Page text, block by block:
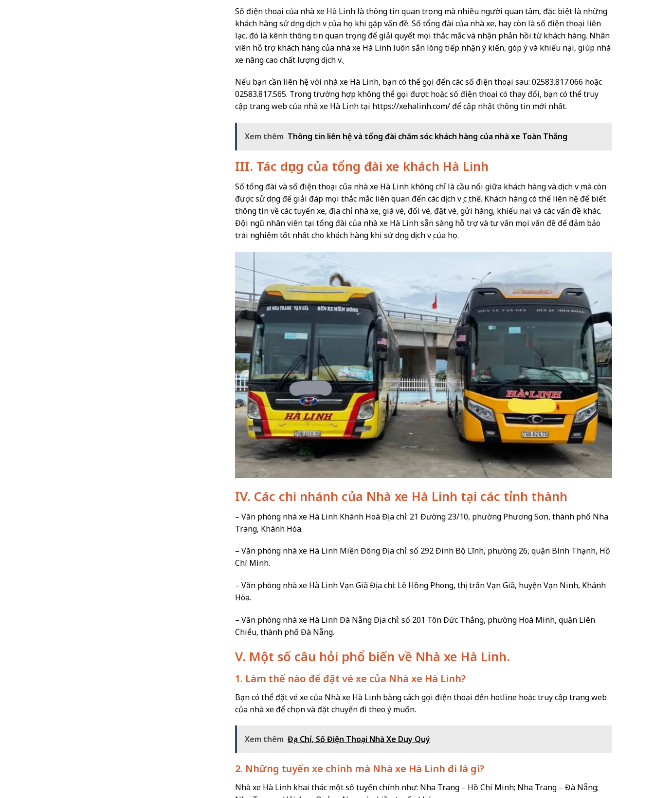
Số điện thoại của nhà xe Hà Linh là thông tin quan trọng mà nhiều người quan tâm, đặc biệt là những
khách hàng sử dụng dịch vụ của họ khi gặp vấn đề. Số tổng đài của nhà xe, hay còn là số điện thoại liên
lạc, đó là kênh thông tin quan trọng để giải quyết mọi thắc mắc và nhận phản hồi từ khách hàng. Nhân
viên hỗ trợ khách hàng của nhà xe Hà Linh luôn sẵn lòng tiếp nhận ý kiến, góp ý và khiếu nại, giúp nhà
xe nâng cao chất lượng dịch vụ.
Nếu bạn cần liên hệ với nhà xe Hà Linh, bạn có thể gọi đến các số điện thoại sau: 02583.817.066 hoặc
02583.817.565. Trong trường hợp không thể gọi được hoặc số điện thoại có thay đổi, bạn có thể truy
cập trang web của nhà xe Hà Linh tại https://xehalinh.com/ để cập nhật thông tin mới nhất.
Xem thêm Thông tin liên hệ và tổng đài chăm sóc khách hàng của nhà xe Toàn Thắng
III. Tác dụng của tổng đài xe khách Hà Linh
Số tổng đài và số điện thoại của nhà xe Hà Linh không chỉ là cầu nối giữa khách hàng và dịch vụ mà còn
được sử dụng để giải đáp mọi thắc mắc liên quan đến các dịch vụ cụ thể. Khách hàng có thể liên hệ để biết
thông tin về các tuyến xe, địa chỉ nhà xe, giá vé, đổi vé, đặt vé, gửi hàng, khiếu nại và các vấn đề khác.
Đội ngũ nhân viên tại tổng đài của nhà xe Hà Linh sẵn sàng hỗ trợ và tư vấn mọi vấn đề để đảm bảo
trải nghiệm tốt nhất cho khách hàng khi sử dụng dịch vụ của họ.
IV. Các chi nhánh của Nhà xe Hà Linh tại các tỉnh thành
– Văn phòng nhà xe Hà Linh Khánh Hoà Địa chỉ: 21 Đường 23/10, phường Phương Sơn, thành phố Nha
Trang, Khánh Hòa.
– Văn phòng nhà xe Hà Linh Miền Đông Địa chỉ: số 292 Đinh Bộ Lĩnh, phường 26, quận Bình Thạnh, Hồ
Chí Minh.
– Văn phòng nhà xe Hà Linh Vạn Giã Địa chỉ: Lê Hồng Phong, thị trấn Vạn Giã, huyện Vạn Ninh, Khánh
Hòa.
– Văn phòng nhà xe Hà Linh Đà Nẵng Địa chỉ: số 201 Tôn Đức Thắng, phường Hoà Minh, quận Liên
Chiểu, thành phố Đà Nẵng.
V. Một số câu hỏi phổ biến về Nhà xe Hà Linh.
1. Làm thế nào để đặt vé xe của Nhà xe Hà Linh?
Bạn có thể đặt vé xe của Nhà xe Hà Linh bằng cách gọi điện thoại đến hotline hoặc truy cập trang web
của nhà xe để chọn và đặt chuyến đi theo ý muốn.
Xem thêm Địa Chỉ, Số Điện Thoại Nhà Xe Duy Quý
2. Những tuyến xe chính mà Nhà xe Hà Linh đi là gì?
Nhà xe Hà Linh khai thác một số tuyến chính như: Nha Trang – Hồ Chí Minh; Nha Trang – Đà Nẵng;